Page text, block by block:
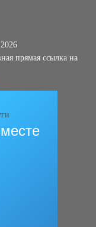
прямая ссылка на